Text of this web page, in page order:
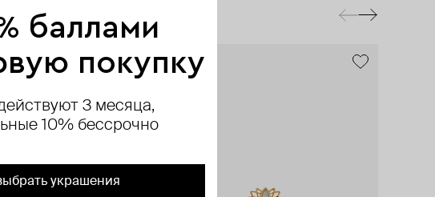
exclusive
баллами
покупку
3 месяца,
10% бессрочно
украшения